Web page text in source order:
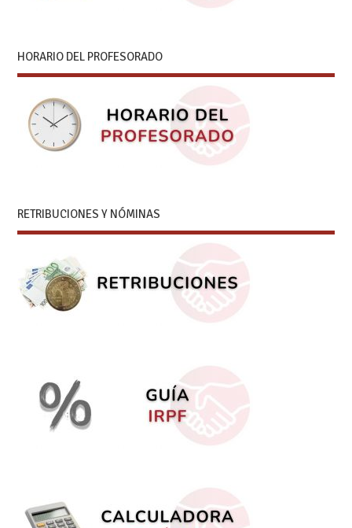
HORARIO DEL PROFESORADO
RETRIBUCIONES Y NÓMINAS